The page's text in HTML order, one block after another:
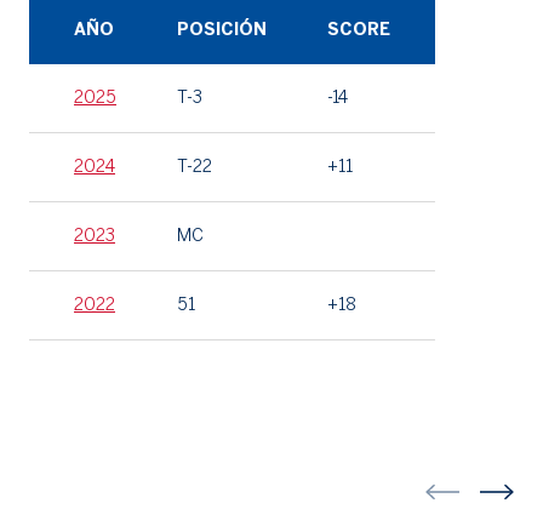
AÑO POSICIÓN SCORE
2025 T-3 -14
2024 T-22 +11
2023 MC
2022 51 +18